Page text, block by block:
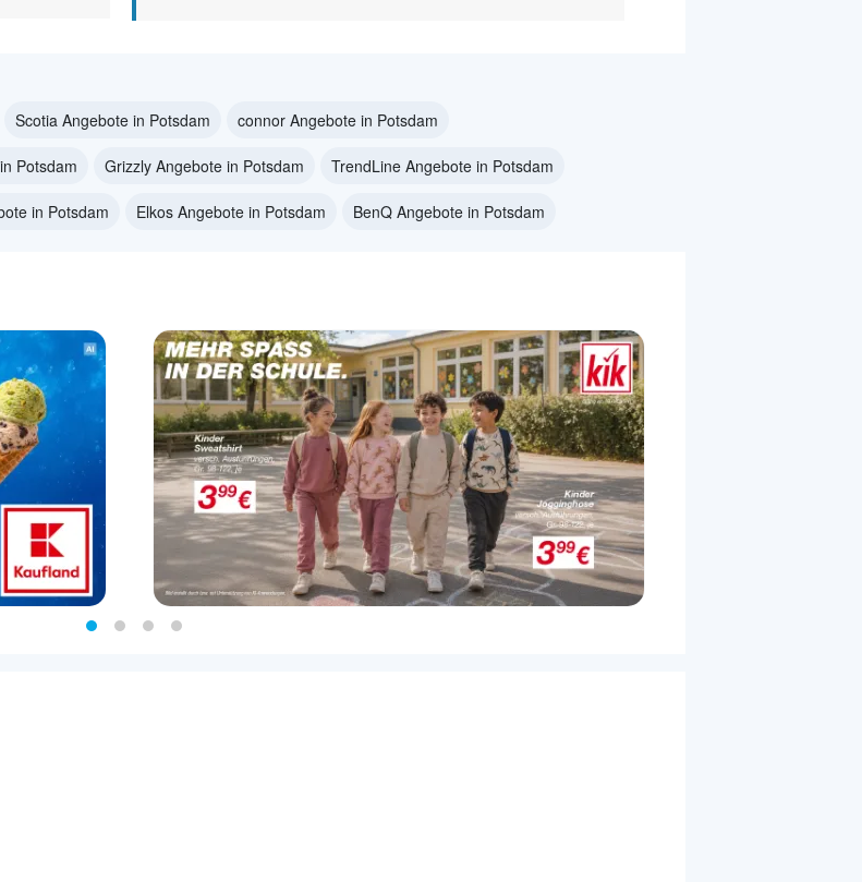
Scotia Angebote in Potsdam connor Angebote in Potsdam
Potsdam Grizzly Angebote in Potsdam TrendLine Angebote in Potsdam
in Potsdam Elkos Angebote in Potsdam BenQ Angebote in Potsdam